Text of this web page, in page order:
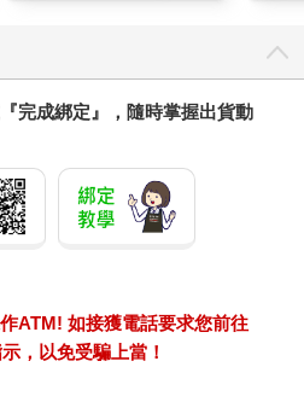
完成綁定』，隨時掌握出貨動
ATM! 如接獲電話要求您前往
，以免受騙上當！